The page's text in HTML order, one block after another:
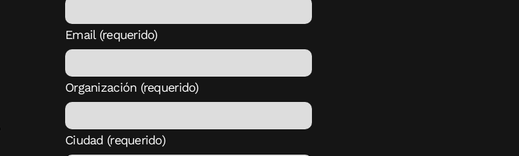
Email (requerido)
Organización (requerido)
Ciudad (requerido)